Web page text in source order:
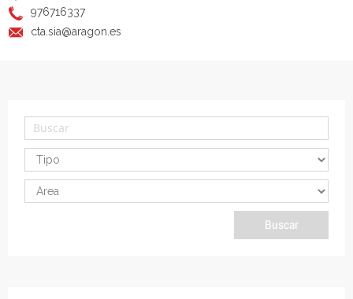
976716337
cta.sia@aragon.es